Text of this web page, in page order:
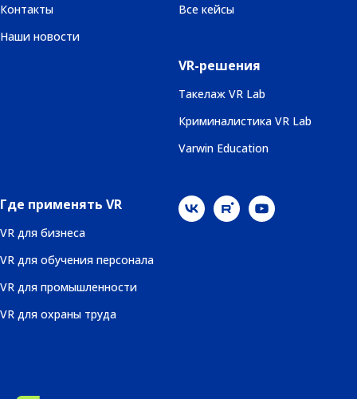
Контакты
Наши новости
Все кейсы
VR-решения
Такелаж VR Lab
Криминалистика VR Lab
Varwin Education
Где применять VR
VR для бизнеса
VR для обучения персонала
VR для промышленности
VR для охраны труда